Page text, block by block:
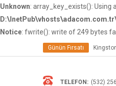
Unknown: array_key_exists(): Using
Notice: fwrite(): write of 249 bytes
Günün Fırsatı
TELEFON: (532)